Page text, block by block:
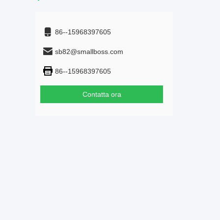
86--15968397605
sb82@smallboss.com
86--15968397605
Contatta ora